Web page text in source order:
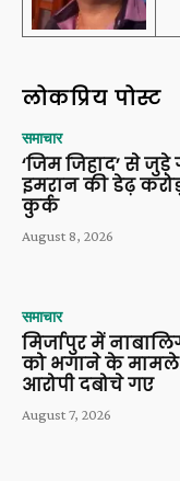
लोकप्रिय पोस्ट
समाचार
‘जिम जिहाद’ से
इमरान की डेढ़
कुर्क
August 8, 2026
समाचार
मिर्जापुर में
को भगाने के मामले
आरोपी दबोचे गए
August 7, 2026